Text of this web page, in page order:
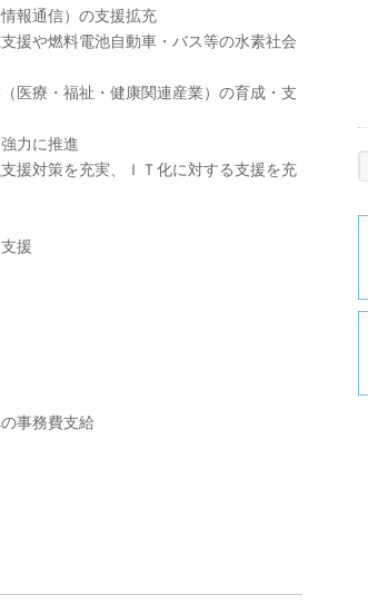
報通信）の支援拡充
援や燃料電池自動車・バス等の水素社会
医療・福祉・健康関連産業）の育成・支
力に推進
援対策を充実、ＩＴ化に対する支援を充
援
事務費支給